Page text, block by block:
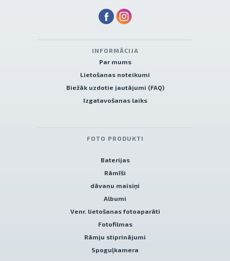
INFORMĀCIJA
Par mums
Lietošanas noteikumi
Biežāk uzdotie jautājumi (FAQ)
Izgatavošanas laiks
FOTO PRODUKTI
Baterijas
Rāmīši
dāvanu maisiņi
Albumi
Venr. lietošanas fotoaparāti
Fotofilmas
Rāmju stiprinājumi
Spoguļkamera